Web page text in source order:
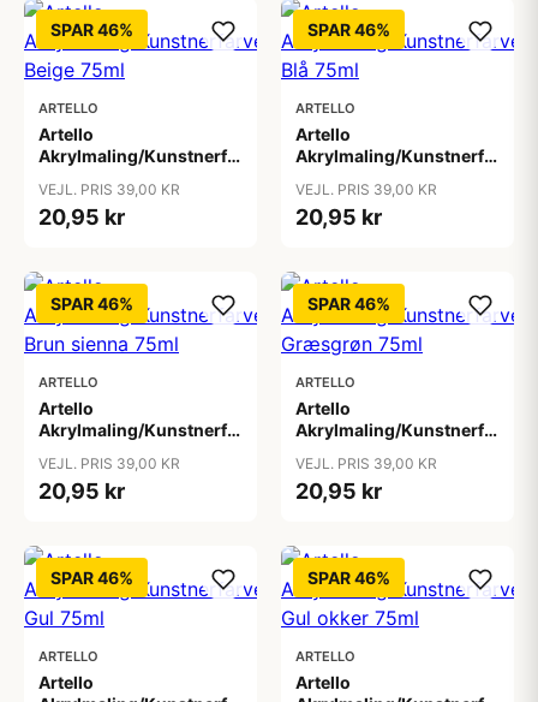
SPAR 46%
ARTELLO
Artello
Akrylmaling/Kunstnerfarve
VEJL. PRIS 39,00 KR
20,95 kr
SPAR 46%
ARTELLO
Artello
Akrylmaling/Kunstnerfarve
VEJL. PRIS 39,00 KR
20,95 kr
SPAR 46%
ARTELLO
Artello
Akrylmaling/Kunstnerfarve
VEJL. PRIS 39,00 KR
20,95 kr
SPAR 46%
ARTELLO
Artello
Akrylmaling/Kunstnerfarve
VEJL. PRIS 39,00 KR
20,95 kr
SPAR 46%
ARTELLO
Artello
SPAR 46%
ARTELLO
Artello